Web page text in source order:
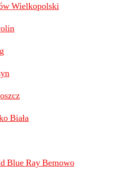
Wielkopolski
Biała
Blue Ray Bemowo